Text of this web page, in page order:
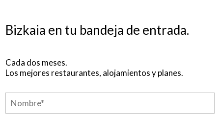
Bizkaia en tu bandeja de entrada.
Cada dos meses.
Los mejores restaurantes, alojamientos y planes.